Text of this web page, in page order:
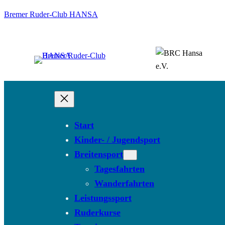
Bremer Ruder-Club HANSA
Start
Kinder- / Jugendsport
Breitensport
Tagesfahrten
Wanderfahrten
Leistungssport
Ruderkurse